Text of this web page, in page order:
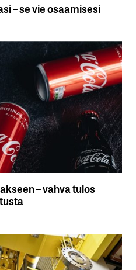
– se vie osaamisesi
– vahva tulos